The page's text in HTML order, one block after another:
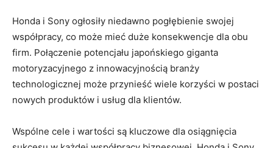
Honda i Sony ogłosiły niedawno pogłębienie⁣ swojej
współpracy, co może mieć ​duże konsekwencje dla obu
firm. Połączenie‍ potencjału japońskiego giganta
motoryzacyjnego z innowacyjnością‌ branży
technologicznej ​może ‌przynieść wiele korzyści w postaci
nowych produktów i​ usług dla ‍klientów.
Wspólne ⁣cele i wartości są kluczowe dla osiągnięcia